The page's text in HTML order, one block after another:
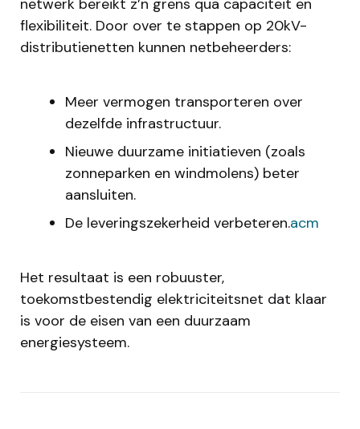
flexibiliteit. Door over te stappen op 20kV-
distributienetten kunnen netbeheerders:
Meer vermogen transporteren over
dezelfde infrastructuur.
Nieuwe duurzame initiatieven (zoals
zonneparken en windmolens) beter
aansluiten.
De leveringszekerheid verbeteren.acm
Het resultaat is een robuuster,
toekomstbestendig elektriciteitsnet dat klaar
is voor de eisen van een duurzaam
energiesysteem.